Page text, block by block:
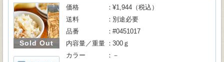
Sold Out
価格
¥1,944（税込）
送料
別途必要
品番
#0451017
内容量／重量
300ｇ
カラー
－